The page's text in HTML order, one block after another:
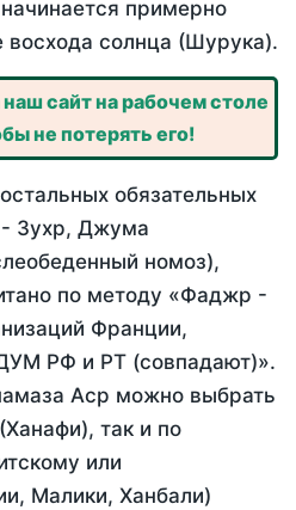
примерно
восхода солнца (Шурука).
сайт на рабочем столе
не потерять его!
обязательных
Зухр, Джума
номоз),
по методу «Фаджр -
Франции,
РФ и РТ (совпадают)».
Аср можно выбрать
так и по
или
Малики, Ханбали)